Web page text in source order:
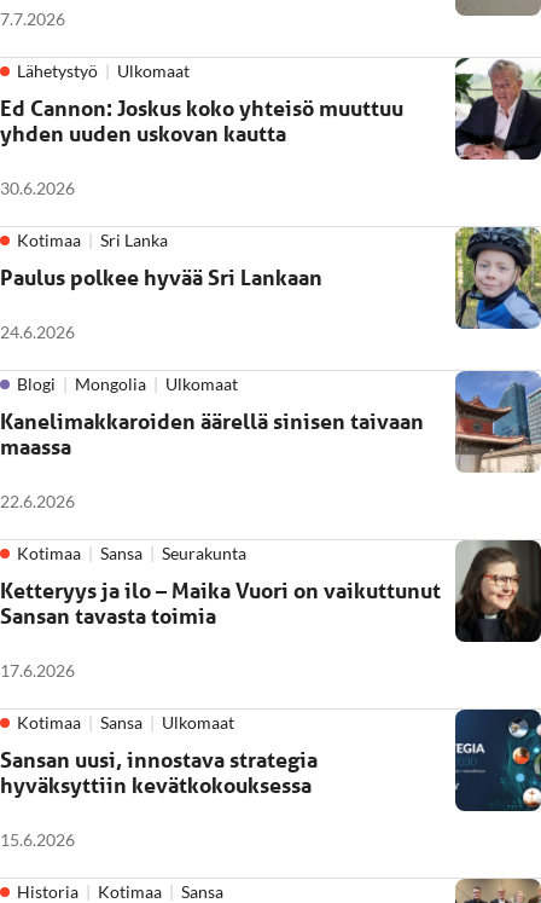
7.7.2026
Lähetystyö Ulkomaat
Ed Cannon: Joskus koko yhteisö muuttuu
yhden uuden uskovan kautta
30.6.2026
Kotimaa Sri Lanka
Paulus polkee hyvää Sri Lankaan
24.6.2026
Blogi Mongolia Ulkomaat
Kanelimakkaroiden äärellä sinisen taivaan
maassa
22.6.2026
Kotimaa Sansa Seurakunta
Ketteryys ja ilo – Maika Vuori on vaikuttunut
Sansan tavasta toimia
17.6.2026
Kotimaa Sansa Ulkomaat
Sansan uusi, innostava strategia
hyväksyttiin kevätkokouksessa
15.6.2026
Historia Kotimaa Sansa